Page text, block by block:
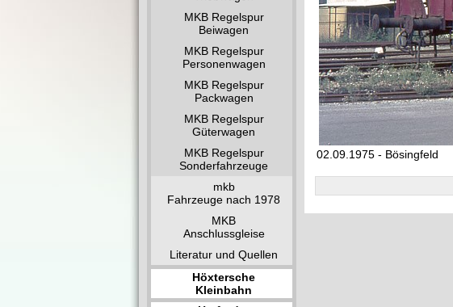
MKB Regelspur
Beiwagen
MKB Regelspur
Personenwagen
MKB Regelspur
Packwagen
MKB Regelspur
Güterwagen
MKB Regelspur
Sonderfahrzeuge
mkb
Fahrzeuge nach 1978
MKB
Anschlussgleise
Literatur und Quellen
Höxtersche
Kleinbahn
02.09.1975 - Bösingfeld